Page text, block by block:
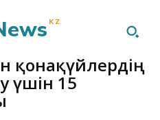
KZ
қонақүйлердің
үшін 15